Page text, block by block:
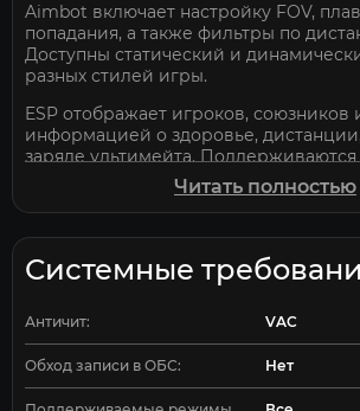
Aimbot включает настройку FOV,
попадания, а также фильтры по
Доступны статический и
разных стилей игры.
ESP отображает игроков, союзников
информацией о здоровье,
заряде ультимейта.
и режим только видимых целей.
Radar показывает противников вне
настройкой масштаба и
контролировать карту в реальном
бинды и конфиги.
Predator Systems для Marvel Rivals
Elitehacks.ru.
Читать полностью
Системные
Античит: VAC
Обход записи в ОБС: Нет